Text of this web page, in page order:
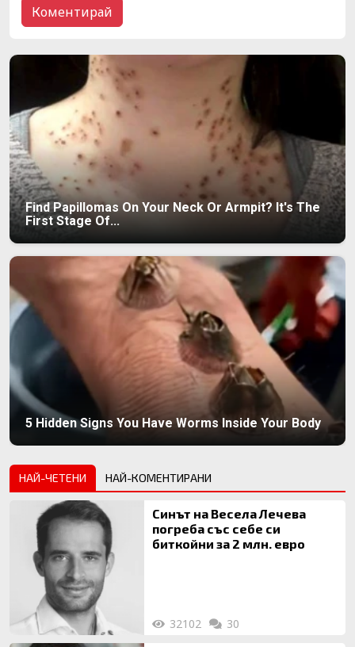
Find Papillomas On Your Neck Or Armpit? It's The
First Stage Of...
5 Hidden Signs You Have Worms Inside Your Body
НАЙ-ЧЕТЕНИ НАЙ-КОМЕНТИРАНИ
Синът на Весела Лечева
погреба със себе си
биткойни за 2 млн. евро
32102 30